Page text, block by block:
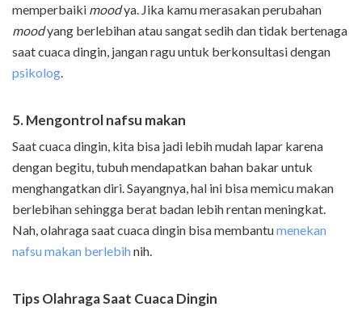
memperbaiki moodya. Jika kamu merasakan perubahan
moodyang berlebihan atau sangat sedih dan tidak bertenaga
saat cuaca dingin, jangan ragu untuk berkonsultasi dengan
psikolog
5. Mengontrol nafsu makan
Saat cuaca dingin, kita bisa jadi lebih mudah lapar karena
dengan begitu, tubuh mendapatkan bahan bakar untuk
menghangatkan diri. Sayangnya, hal ini bisa memicu makan
berlebihan sehingga berat badan lebih rentan meningkat.
Nah, olahraga saat cuaca dingin bisa membantumenekan
nafsu makan berlebihnih.
Tips Olahraga Saat Cuaca Dingin